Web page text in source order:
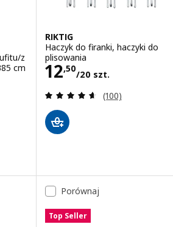
z
cm
RIKTIG
Haczyk do firanki, haczyki do
plisowania
12,50
/20 szt.
Cena 12,50/20
Recenzja: 4.6
(100)
Porównaj
Top Seller